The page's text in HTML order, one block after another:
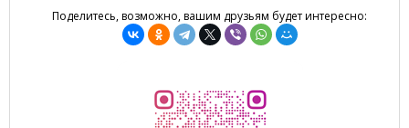
Поделитесь, возможно, вашим друзьям будет интересно: